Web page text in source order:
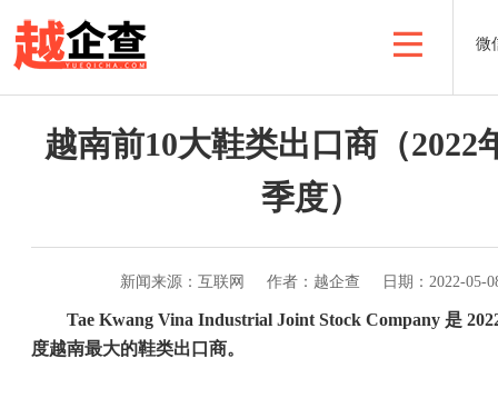
微
越南前10大鞋类出口商（2022
季度）
新闻来源：互联网 作者：越企查 日期：2022-05-
Tae Kwang Vina Industrial Joint Stock Company 是
度越南最大的鞋类出口商。